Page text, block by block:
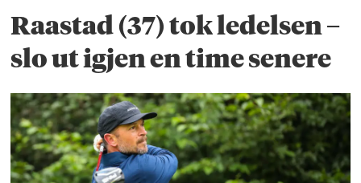
Raastad (37) tok ledelsen –
slo ut igjen en time senere